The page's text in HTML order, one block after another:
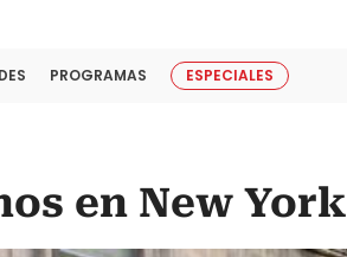
PROGRAMAS ESPECIALES
en New York